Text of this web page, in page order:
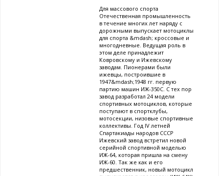
Для массового спорта
Отечественная промышленность
в течение многих лет наряду с
дорожными выпускает мотоциклы
для спорта &mdash; кроссовые и
многодневные. Ведущая роль в
этом деле принадлежит
Ковровскому и Ижевскому
заводам. Пионерами были
ижевцы, построившие в
1947&mdash;1948 гг. первую
партию машин ИЖ-350С. С тех пор
завод разработал 24 модели
спортивных мотоциклов, которые
поступают в спортклубы,
мотосекции, низовые спортивные
коллективы. Год IV летней
Спартакиады народов СССР
Ижевский завод встретил новой
серийной спортивной моделью
ИЖ-64, которая пришла на смену
ИЖ-60. Так же как и его
предшественник, новый мотоцикл